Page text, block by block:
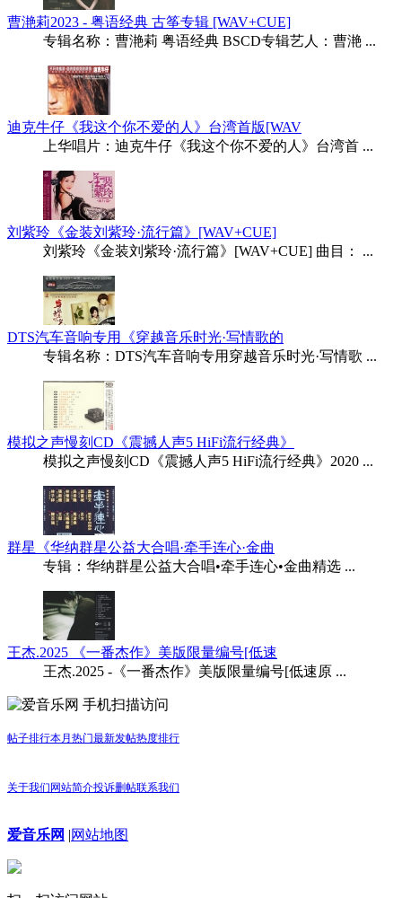
曹滟莉2023 - 粤语经典 古筝专辑 [WAV+CUE]
专辑名称：曹滟莉 粤语经典 BSCD专辑艺人：曹滟 ...
迪克牛仔《我这个你不爱的人》台湾首版[WAV
上华唱片：迪克牛仔《我这个你不爱的人》台湾首 ...
刘紫玲《金装刘紫玲·流行篇》[WAV+CUE]
刘紫玲《金装刘紫玲·流行篇》[WAV+CUE] 曲目： ...
DTS汽车音响专用《穿越音乐时光·写情歌的
专辑名称：DTS汽车音响专用穿越音乐时光·写情歌 ...
模拟之声慢刻CD《震撼人声5 HiFi流行经典》
模拟之声慢刻CD《震撼人声5 HiFi流行经典》2020 ...
群星《华纳群星公益大合唱·牵手连心·金曲
专辑：华纳群星公益大合唱•牵手连心•金曲精选 ...
王杰.2025 《一番杰作》美版限量编号[低速
王杰.2025 -《一番杰作》美版限量编号[低速原 ...
手机扫描访问
帖子排行本月热门最新发帖热度排行
关于我们 网站简介投诉删帖联系我们
爱音乐网 |网站地图